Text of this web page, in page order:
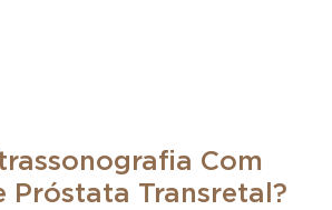
Com
Próstata Transretal?